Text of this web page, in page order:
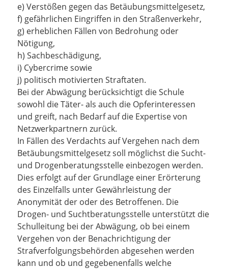
e) Verstößen gegen das Betäubungsmittelgesetz,
f) gefährlichen Eingriffen in den Straßenverkehr,
g) erheblichen Fällen von Bedrohung oder
Nötigung,
h) Sachbeschädigung,
i) Cybercrime sowie
j) politisch motivierten Straftaten.
Bei der Abwägung berücksichtigt die Schule
sowohl die Täter- als auch die Opferinteressen
und greift, nach Bedarf auf die Expertise von
Netzwerkpartnern zurück.
In Fällen des Verdachts auf Vergehen nach dem
Betäubungsmittelgesetz soll möglichst die Sucht-
und Drogenberatungsstelle einbezogen werden.
Dies erfolgt auf der Grundlage einer Erörterung
des Einzelfalls unter Gewährleistung der
Anonymität der oder des Betroffenen. Die
Drogen- und Suchtberatungsstelle unterstützt die
Schulleitung bei der Abwägung, ob bei einem
Vergehen von der Benachrichtigung der
Strafverfolgungsbehörden abgesehen werden
kann und ob und gegebenenfalls welche